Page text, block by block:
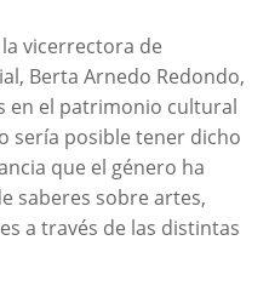
vicerrectora de
Berta Arnedo Redondo,
en el patrimonio cultural
sería posible tener dicho
que el género ha
saberes sobre artes,
a través de las distintas